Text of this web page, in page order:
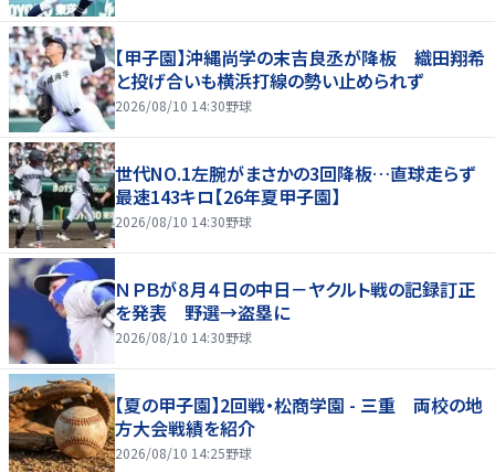
【甲子園】沖縄尚学の末吉良丞が降板 織田翔希
と投げ合いも横浜打線の勢い止められず
2026/08/10 14:30野球
世代NO.1左腕がまさかの3回降板…直球走らず
最速143キロ【26年夏甲子園】
2026/08/10 14:30野球
ＮＰＢが８月４日の中日－ヤクルト戦の記録訂正
を発表 野選→盗塁に
2026/08/10 14:30野球
【夏の甲子園】2回戦・松商学園 - 三重 両校の地
方大会戦績を紹介
2026/08/10 14:25野球